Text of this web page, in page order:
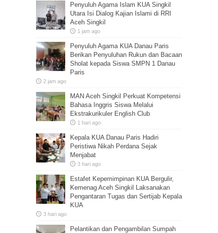
Penyuluh Agama Islam KUA Singkil
Utara Isi Dialog Kajian Islami di RRI
Aceh Singkil
1 jam ago
Penyuluh Agama KUA Danau Paris
Berikan Penyuluhan Rukun dan Bacaan
Sholat kepada Siswa SMPN 1 Danau
Paris
2 jam ago
MAN Aceh Singkil Perkuat Kompetensi
Bahasa Inggris Siswa Melalui
Ekstrakurikuler English Club
1 hari ago
Kepala KUA Danau Paris Hadiri
Peristiwa Nikah Perdana Sejak
Menjabat
3 hari ago
Estafet Kepemimpinan KUA Bergulir,
Kemenag Aceh Singkil Laksanakan
Pengantaran Tugas dan Sertijab Kepala
KUA
3 hari ago
Pelantikan dan Pengambilan Sumpah